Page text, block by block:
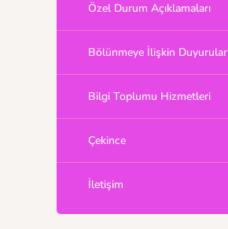
Özel Durum Açıklamaları
Bölünmeye İlişkin Duyurular
Bilgi Toplumu Hizmetleri
Çekince
İletişim